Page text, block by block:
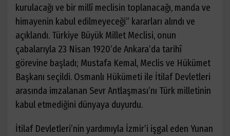
kurulacağı ve bir millî meclisin toplanacağı, manda ve
himayenin kabul edilmeyeceği” kararları alındı ve
açıklandı. Türkiye Büyük Millet Meclisi, onun
çabalarıyla 23 Nisan 1920’de Ankara’da tarihî
görevine başladı; Mustafa Kemal, Meclis ve Hükümet
Başkanı seçildi. Osmanlı Hükümeti ile İtilaf Devletleri
arasında imzalanan Sevr Antlaşması’nı Türk milletinin
kabul etmediğini dünyaya duyurdu.
İtilaf Devletleri’nin yardımıyla İzmir’i işgal eden Yunan